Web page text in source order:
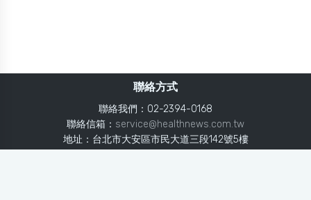
聯絡方式
聯絡我們：02-2394-0168
聯絡信箱： service@healthnews.com.tw
地址：台北市大安區市民大道三段142號5樓